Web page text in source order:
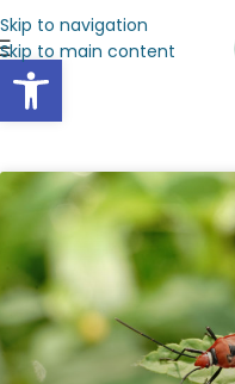
Abrir barra de
Skip to navigation
Skip to main content